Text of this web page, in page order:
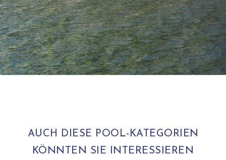
AUCH DIESE POOL-KATEGORIEN
KÖNNTEN SIE INTERESSIEREN